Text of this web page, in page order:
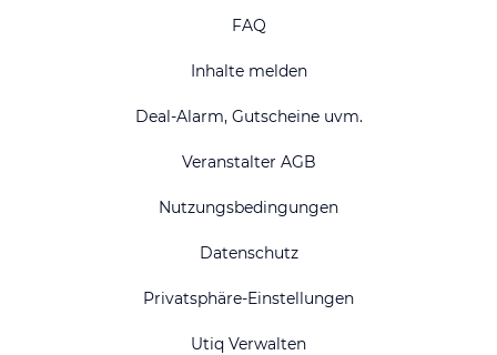
FAQ
Inhalte melden
Deal-Alarm, Gutscheine uvm.
Veranstalter AGB
Nutzungsbedingungen
Datenschutz
Privatsphäre-Einstellungen
Utiq Verwalten